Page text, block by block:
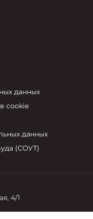
данных
cookie
данных
(СОУТ)
4/1